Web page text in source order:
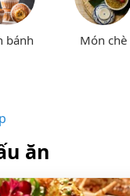
bánh Món chè
ăn